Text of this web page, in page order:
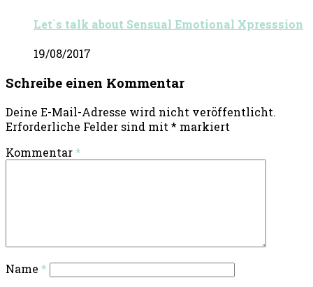
Let`s talk about Sensual Emotional Xpresssion
19/08/2017
Schreibe einen Kommentar
Deine E-Mail-Adresse wird nicht veröffentlicht.
Erforderliche Felder sind mit * markiert
Kommentar*
Name *